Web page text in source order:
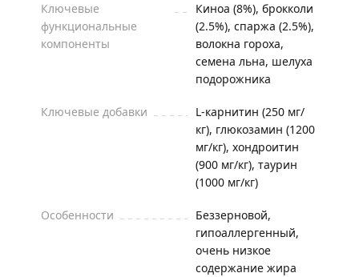
Ключевые
функциональные
компоненты
Киноа (8%), брокколи
(2.5%), спаржа (2.5%),
волокна гороха,
семена льна, шелуха
подорожника
Ключевые добавки
L-карнитин (250 мг/
кг), глюкозамин (1200
мг/кг), хондроитин
(900 мг/кг), таурин
(1000 мг/кг)
Особенности
Беззерновой,
гипоаллергенный,
очень низкое
содержание жира